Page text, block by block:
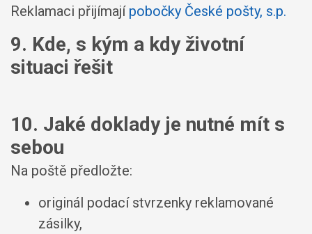
Reklamaci přijímají pobočky České pošty, s.p.
9. Kde, s kým a kdy životní
situaci řešit
10. Jaké doklady je nutné mít s
sebou
Na poště předložte:
originál podací stvrzenky reklamované
zásilky,